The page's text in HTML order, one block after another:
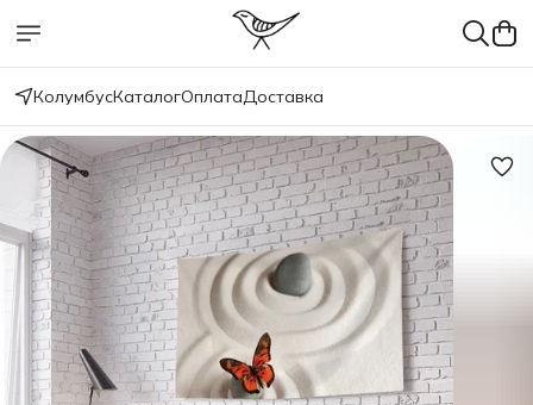
КолумбусКаталогОплатаДоставка